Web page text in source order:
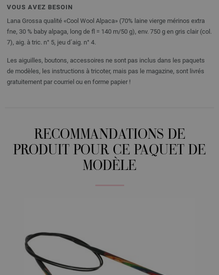
VOUS AVEZ BESOIN
Lana Grossa qualité «Cool Wool Alpaca» (70% laine vierge mérinos extra
fne, 30 % baby alpaga, long de fl = 140 m/50 g), env. 750 g en gris clair (col.
7), aig. à tric. n° 5, jeu d´aig. n° 4.
Les aiguilles, boutons, accessoires ne sont pas inclus dans les paquets
de modèles, les instructions à tricoter, mais pas le magazine, sont livrés
gratuitement par courriel ou en forme papier !
RECOMMANDATIONS DE
PRODUIT POUR CE PAQUET DE
MODÈLE